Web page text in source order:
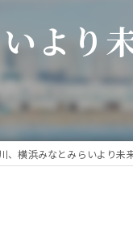
より
横浜みなとみらいより未